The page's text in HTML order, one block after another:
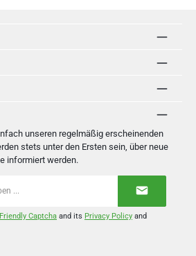
unseren regelmäßig erscheinenden
stets unter den Ersten sein, über neue
informiert werden.
Friendly Captcha and its Privacy Policy and